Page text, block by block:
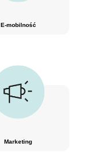
E-mobilność
Marketing